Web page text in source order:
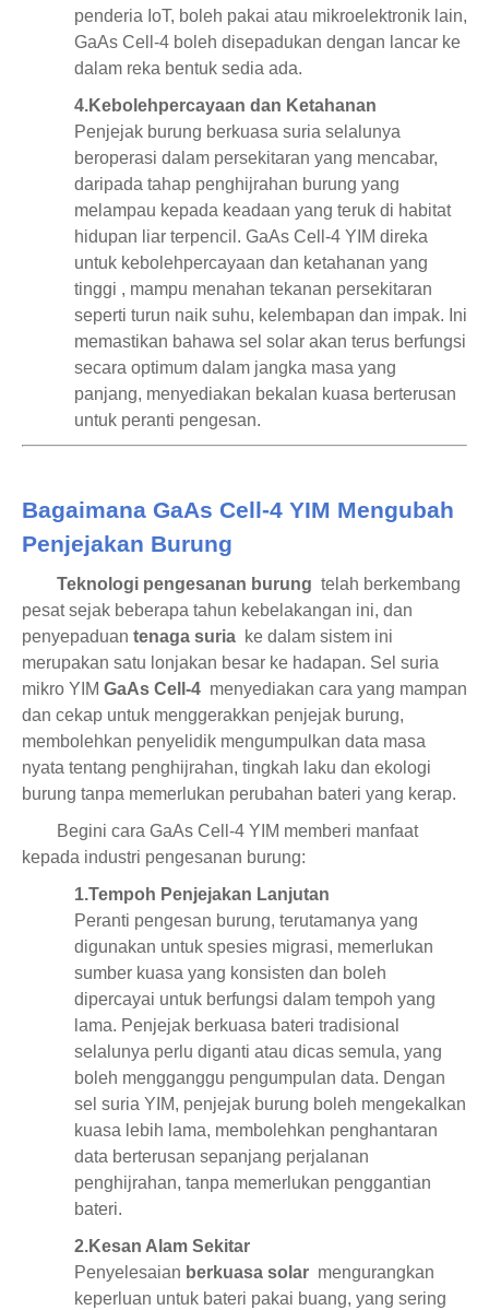
penderia IoT, boleh pakai atau mikroelektronik lain,
GaAs Cell-4 boleh disepadukan dengan lancar ke
dalam reka bentuk sedia ada.
4.Kebolehpercayaan dan Ketahanan
Penjejak burung berkuasa suria selalunya
beroperasi dalam persekitaran yang mencabar,
daripada tahap penghijrahan burung yang
melampau kepada keadaan yang teruk di habitat
hidupan liar terpencil. GaAs Cell-4 YIM direka
untuk kebolehpercayaan dan ketahanan yang
tinggi , mampu menahan tekanan persekitaran
seperti turun naik suhu, kelembapan dan impak. Ini
memastikan bahawa sel solar akan terus berfungsi
secara optimum dalam jangka masa yang
panjang, menyediakan bekalan kuasa berterusan
untuk peranti pengesan.
Bagaimana GaAs Cell-4 YIM Mengubah
Penjejakan Burung
Teknologi pengesanan burung telah berkembang
pesat sejak beberapa tahun kebelakangan ini, dan
penyepaduan tenaga suria ke dalam sistem ini
merupakan satu lonjakan besar ke hadapan. Sel suria
mikro YIM GaAs Cell-4 menyediakan cara yang mampan
dan cekap untuk menggerakkan penjejak burung,
membolehkan penyelidik mengumpulkan data masa
nyata tentang penghijrahan, tingkah laku dan ekologi
burung tanpa memerlukan perubahan bateri yang kerap.
Begini cara GaAs Cell-4 YIM memberi manfaat
kepada industri pengesanan burung:
1.Tempoh Penjejakan Lanjutan
Peranti pengesan burung, terutamanya yang
digunakan untuk spesies migrasi, memerlukan
sumber kuasa yang konsisten dan boleh
dipercayai untuk berfungsi dalam tempoh yang
lama. Penjejak berkuasa bateri tradisional
selalunya perlu diganti atau dicas semula, yang
boleh mengganggu pengumpulan data. Dengan
sel suria YIM, penjejak burung boleh mengekalkan
kuasa lebih lama, membolehkan penghantaran
data berterusan sepanjang perjalanan
penghijrahan, tanpa memerlukan penggantian
bateri.
2.Kesan Alam Sekitar
Penyelesaian berkuasa solar mengurangkan
keperluan untuk bateri pakai buang, yang sering